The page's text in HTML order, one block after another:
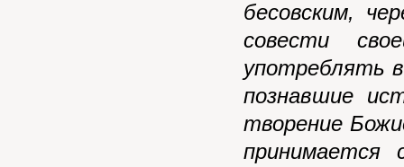
бесовским,
совести
употреблять
познавшие
творение
принимается